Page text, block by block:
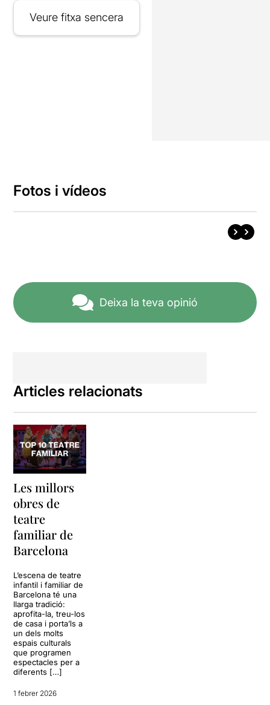
Veure fitxa sencera
Fotos i vídeos
Deixa la teva opinió
Articles relacionats
Les millors
obres de
teatre
familiar de
Barcelona
L’escena de teatre
infantil i familiar de
Barcelona té una
llarga tradició:
aprofita-la, treu-los
de casa i porta’ls a
un dels molts
espais culturals
que programen
espectacles per a
diferents […]
1 febrer 2026